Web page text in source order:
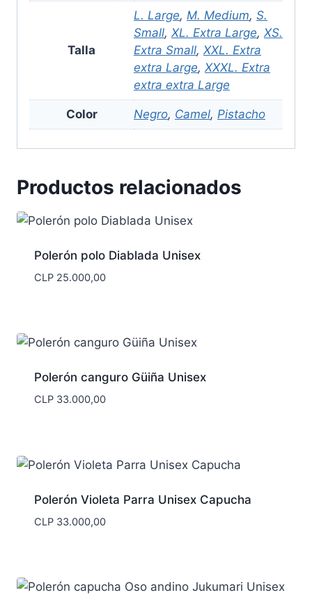
Talla
L. Large, M. Medium, S.
Small, XL. Extra Large, XS.
Extra Small, XXL. Extra
extra Large, XXXL. Extra
extra extra Large
Color Negro, Camel, Pistacho
Productos relacionados
Polerón polo Diablada Unisex
CLP25.000,00
Polerón canguro Güiña Unisex
CLP33.000,00
Polerón Violeta Parra Unisex Capucha
CLP33.000,00